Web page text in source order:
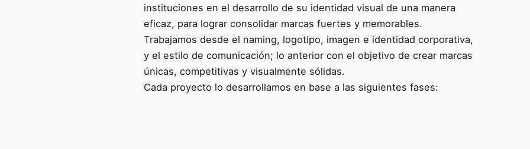
instituciones en el desarrollo de su identidad visual de una manera
eficaz, para lograr consolidar marcas fuertes y memorables.
Trabajamos desde el naming, logotipo, imagen e identidad corporativa,
y el estilo de comunicación; lo anterior con el objetivo de crear marcas
únicas, competitivas y visualmente sólidas.
Cada proyecto lo desarrollamos en base a las siguientes fases: